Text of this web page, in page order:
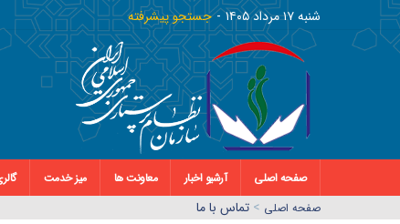
شنبه ١٧ مرداد ١٤٠٥ جستجو پیشرفته
صفحه اصلی آرشیو اخبار معاونت ها میز خدمت
صفحه اصلي > تماس با ما